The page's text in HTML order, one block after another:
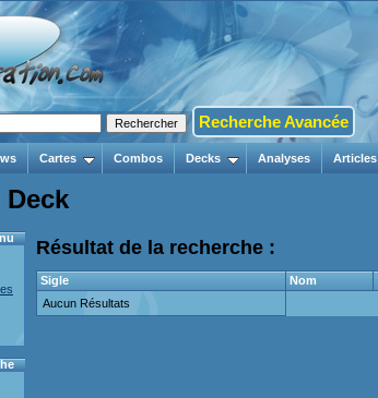
Recherche Avancée
Cartes Combos Decks Analyses Articles
Résultat de la recherche :
Sigle Nom
Aucun Résultats